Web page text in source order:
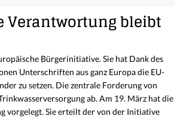
Verantwortung bleibt
Bürgerinitiative. Sie hat Dank des
Unterschriften aus ganz Europa die EU-
zu setzen. Die zentrale Forderung von
ab. Am 19. März hat die
vorgelegt. Sie erteilt der von der Initiative